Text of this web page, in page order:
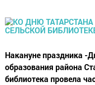
Накануне праздника -
образования района
библиотека провела